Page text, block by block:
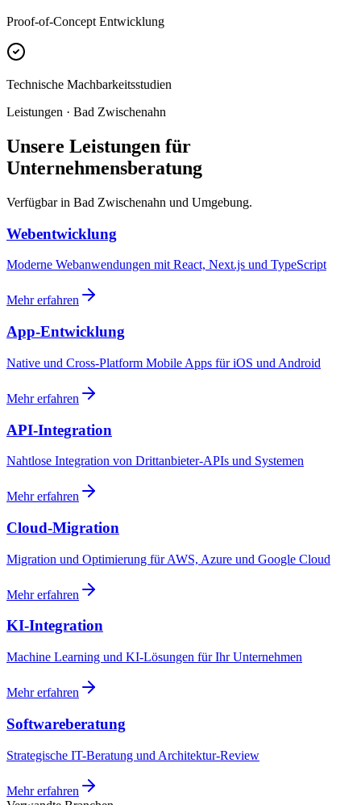
Proof-of-Concept Entwicklung
Technische Machbarkeitsstudien
Leistungen · Bad Zwischenahn
Unsere Leistungen für
Unternehmensberatung
Verfügbar in Bad Zwischenahn und Umgebung.
Webentwicklung
Moderne Webanwendungen mit React, Next.js und TypeScript
Mehr erfahren
App-Entwicklung
Native und Cross-Platform Mobile Apps für iOS und Android
Mehr erfahren
API-Integration
Nahtlose Integration von Drittanbieter-APIs und Systemen
Mehr erfahren
Cloud-Migration
Migration und Optimierung für AWS, Azure und Google Cloud
Mehr erfahren
KI-Integration
Machine Learning und KI-Lösungen für Ihr Unternehmen
Mehr erfahren
Softwareberatung
Strategische IT-Beratung und Architektur-Review
Mehr erfahren